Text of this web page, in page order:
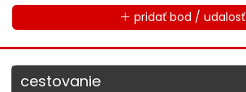
pridať bod / udalosť
cestovanie